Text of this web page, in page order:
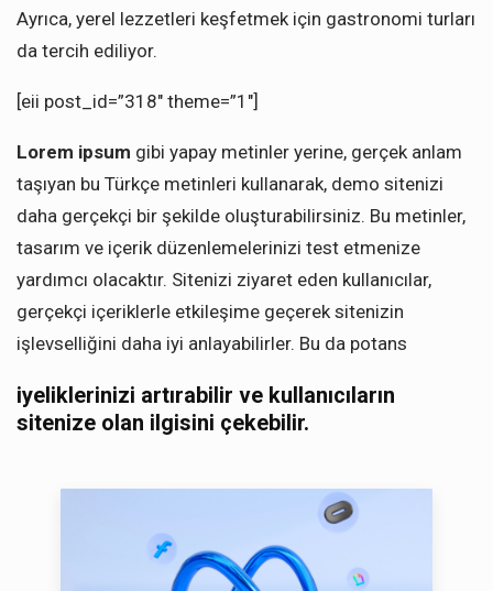
Ayrıca, yerel lezzetleri keşfetmek için gastronomi turları
da tercih ediliyor.
[eii post_id=”318″ theme=”1″]
Lorem ipsum gibi yapay metinler yerine, gerçek anlam
taşıyan bu Türkçe metinleri kullanarak, demo sitenizi
daha gerçekçi bir şekilde oluşturabilirsiniz. Bu metinler,
tasarım ve içerik düzenlemelerinizi test etmenize
yardımcı olacaktır. Sitenizi ziyaret eden kullanıcılar,
gerçekçi içeriklerle etkileşime geçerek sitenizin
işlevselliğini daha iyi anlayabilirler. Bu da potans
iyeliklerinizi artırabilir ve kullanıcıların
sitenize olan ilgisini çekebilir.